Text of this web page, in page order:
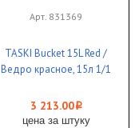
Арт. 831369
TASKI Bucket 15L Red /
Ведро красное, 15л 1/1
3 213.00i
цена за штуку